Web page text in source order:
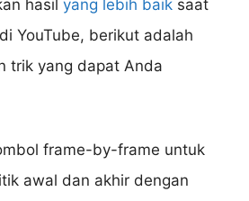
hasil yang lebih baik saat
YouTube, berikut adalah
trik yang dapat Anda
frame-by-frame untuk
awal dan akhir dengan